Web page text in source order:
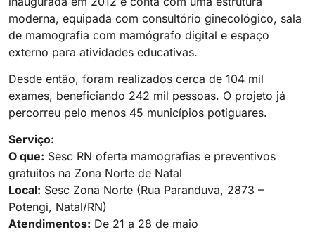
moderna, equipada com consultório ginecológico, sala
de mamografia com mamógrafo digital e espaço
externo para atividades educativas.
Desde então, foram realizados cerca de 104 mil
exames, beneficiando 242 mil pessoas. O projeto já
percorreu pelo menos 45 municípios potiguares.
Serviço:
O que: Sesc RN oferta mamografias e preventivos
gratuitos na Zona Norte de Natal
Local: Sesc Zona Norte (Rua Paranduva, 2873 –
Potengi, Natal/RN)
Atendimentos: De 21 a 28 de maio